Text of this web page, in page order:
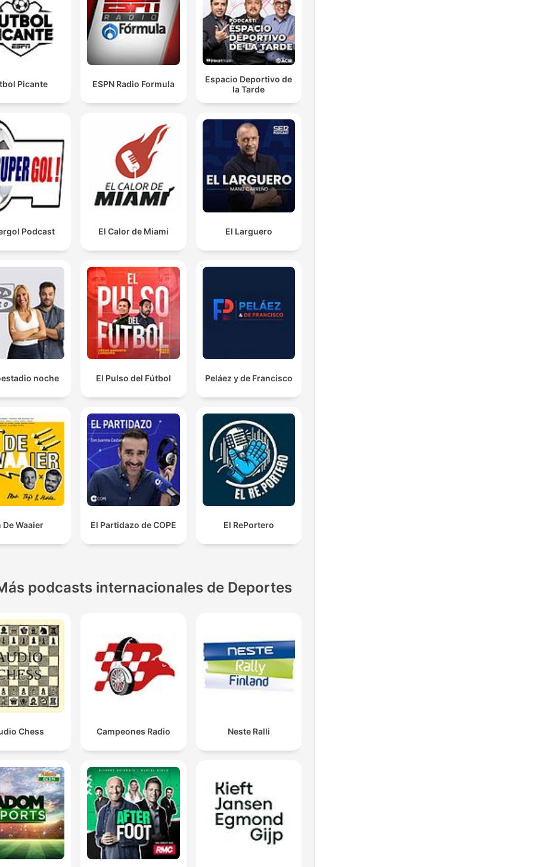
Picante ESPN Radio Formula
Espacio Deportivo de
la Tarde
Podcast El Calor de Miami El Larguero
noche El Pulso del Fútbol Peláez y de Francisco
De Waaier El Partidazo de COPE El RePortero
podcasts internacionales de Deportes
Chess Campeones Radio Neste Ralli